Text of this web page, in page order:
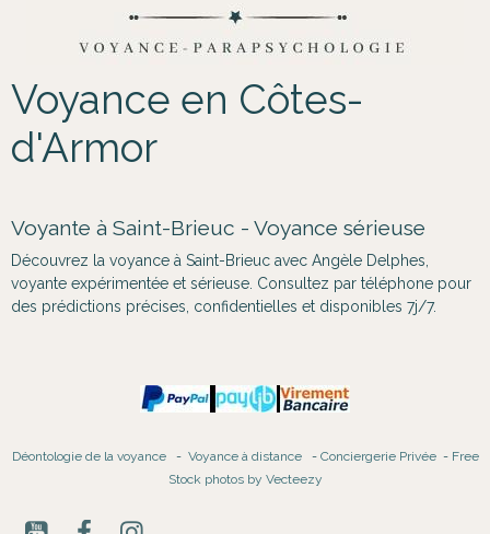
Voyance en Côtes-
d'Armor
Voyante à Saint-Brieuc - Voyance sérieuse
Découvrez la voyance à Saint-Brieuc avec Angèle Delphes,
voyante expérimentée et sérieuse. Consultez par téléphone pour
des prédictions précises, confidentielles et disponibles 7j/7.
Déontologie de la voyance- Voyance à distance - Conciergerie Privée - Free
Stock photos by Vecteezy